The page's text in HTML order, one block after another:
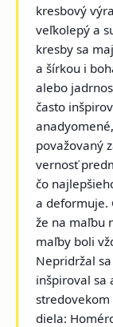
kresbový
veľkolepý a
kresby sa
a šírkou i
alebo
často
považovaný
vernosť
čo
a deformuje.
že na maľbu
maľby boli
Nepridržal
inšpiroval sa
stredovekom
diela: